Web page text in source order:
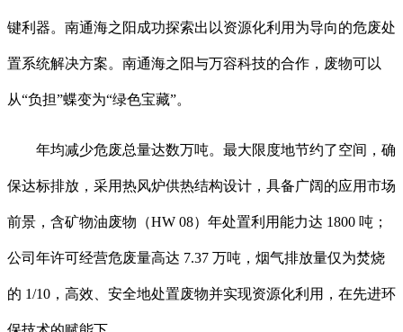
键利器。南通海之阳成功探索出以资源化利用为导向的危废处
置系统解决方案。南通海之阳与万容科技的合作，废物可以
从“负担”蝶变为“绿色宝藏”。
年均减少危废总量达数万吨。最大限度地节约了空间，确
保达标排放，采用热风炉供热结构设计，具备广阔的应用市场
前景，含矿物油废物（HW 08）年处置利用能力达 1800 吨；
公司年许可经营危废量高达 7.37 万吨，烟气排放量仅为焚烧
的 1/10，高效、安全地处置废物并实现资源化利用，在先进环